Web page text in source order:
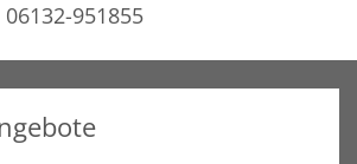
951855